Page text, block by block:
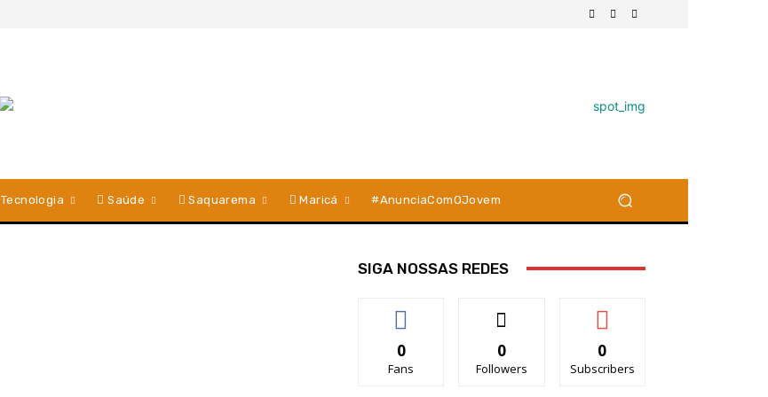
Tecnologia Saúde Saquarema Maricá #AnunciaComOJovem
SIGA NOSSAS REDES
0
Fans
0
Followers
0
Subscribers